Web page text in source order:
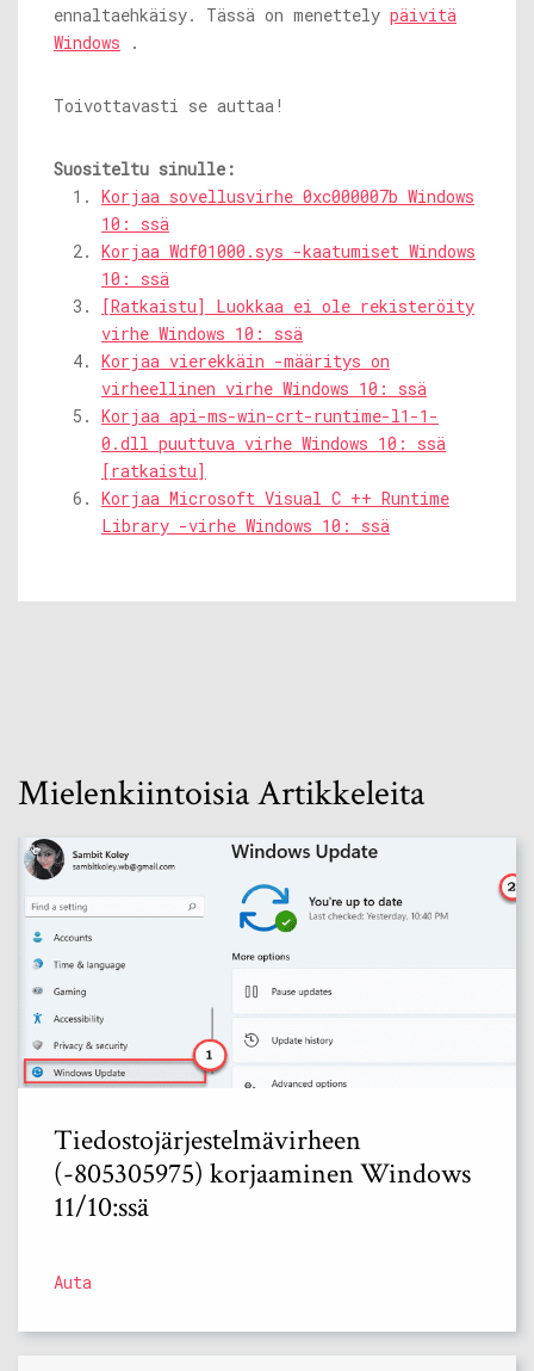
ennaltaehkäisy. Tässä on menettely päivitä
Windows
.
Toivottavasti se auttaa!
Suositeltu sinulle:
Korjaa sovellusvirhe 0xc000007b Windows
10: ssä
Korjaa Wdf01000.sys -kaatumiset Windows
10: ssä
[Ratkaistu] Luokkaa ei ole rekisteröity
virhe Windows 10: ssä
Korjaa vierekkäin -määritys on
virheellinen virhe Windows 10: ssä
Korjaa api-ms-win-crt-runtime-l1-1-
0.dll puuttuva virhe Windows 10: ssä
[ratkaistu]
Korjaa Microsoft Visual C ++ Runtime
Library -virhe Windows 10: ssä
Mielenkiintoisia Artikkeleita
Tiedostojärjestelmävirheen
(-805305975) korjaaminen Windows
11/10:ssä
Auta